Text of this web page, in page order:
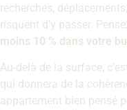
recherches,
risquent d’y passer.
moins 10 % dans votre
Au-delà de la surface,
qui donnera de la
appartement bien pensé